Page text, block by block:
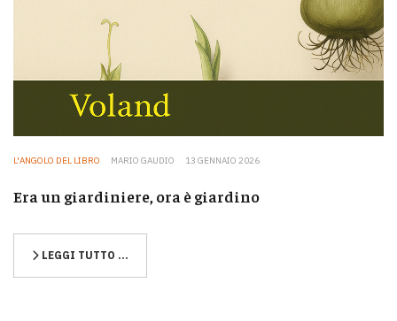
L'ANGOLO DEL LIBRO MARIO GAUDIO 13 GENNAIO 2026
Era un giardiniere, ora è giardino
LEGGI TUTTO …